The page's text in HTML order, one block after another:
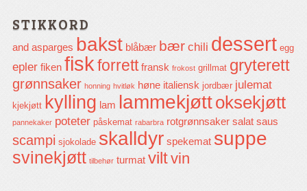
STIKKORD
and asparges bakst blåbær bær chili dessert egg
epler fiken fiskforrett fransk frokost grillmat gryterett
grønnsaker honning hvitløk høne italiensk jordbær julemat
kjekjøtt kylling lam lammekjøttoksekjøtt
pannekaker poteter påskemat rabarbra rotgrønnsaker salat saus
scampi sjokolade skalldyr spekemat suppe
svinekjøtt tilbehør turmat viltvin